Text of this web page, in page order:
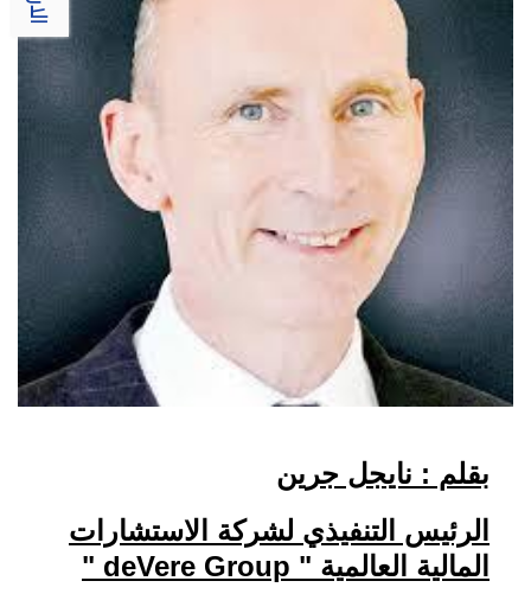
بقلم : نايجل جرين
الرئيس التنفيذي لشركة الاستشارات
المالية العالمية " deVere Group
"